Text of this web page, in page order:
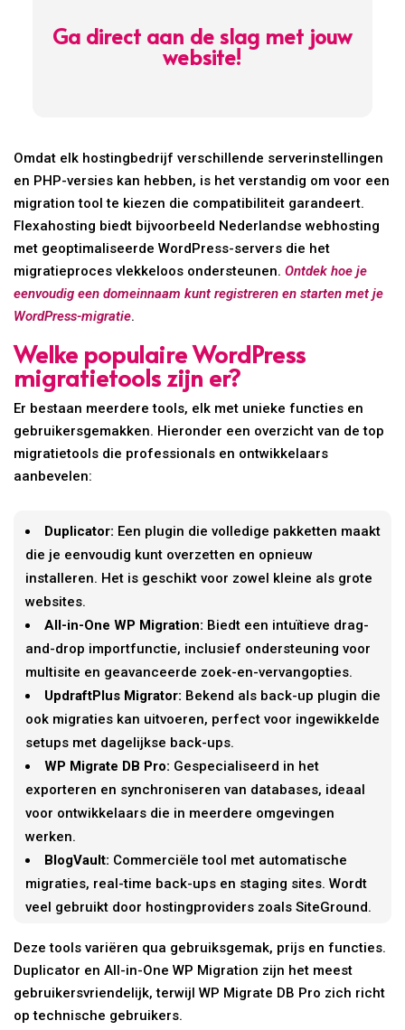
Ga direct aan de slag met jouw
website!
Omdat elk hostingbedrijf verschillende serverinstellingen
en PHP-versies kan hebben, is het verstandig om voor een
migration tool te kiezen die compatibiliteit garandeert.
Flexahosting biedt bijvoorbeeld Nederlandse webhosting
met geoptimaliseerde WordPress-servers die het
migratieproces vlekkeloos ondersteunen.Ontdek hoe je
eenvoudig een domeinnaam kunt registreren en starten met je
WordPress-migratie.
Welke populaire WordPress
migratietools zijn er?
Er bestaan meerdere tools, elk met unieke functies en
gebruikersgemakken. Hieronder een overzicht van de top
migratietools die professionals en ontwikkelaars
aanbevelen:
Duplicator: Een plugin die volledige pakketten maakt
die je eenvoudig kunt overzetten en opnieuw
installeren. Het is geschikt voor zowel kleine als grote
websites.
All-in-One WP Migration: Biedt een intuïtieve drag-
and-drop importfunctie, inclusief ondersteuning voor
multisite en geavanceerde zoek-en-vervangopties.
UpdraftPlus Migrator: Bekend als back-up plugin die
ook migraties kan uitvoeren, perfect voor ingewikkelde
setups met dagelijkse back-ups.
WP Migrate DB Pro: Gespecialiseerd in het
exporteren en synchroniseren van databases, ideaal
voor ontwikkelaars die in meerdere omgevingen
werken.
BlogVault: Commerciële tool met automatische
migraties, real-time back-ups en staging sites. Wordt
veel gebruikt door hostingproviders zoals SiteGround.
Deze tools variëren qua gebruiksgemak, prijs en functies.
Duplicator en All-in-One WP Migration zijn het meest
gebruikersvriendelijk, terwijl WP Migrate DB Pro zich richt
op technische gebruikers.